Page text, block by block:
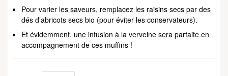
Pour varier les saveurs, remplacez les raisins secs par des
dés d’abricots secs bio (pour éviter les conservateurs).
Et évidemment, une infusion à la verveine sera parfaite en
accompagnement de ces muffins !